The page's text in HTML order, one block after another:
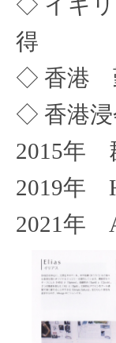
得
◇ 香港
◇ 香港
2015年
2019年
2021年